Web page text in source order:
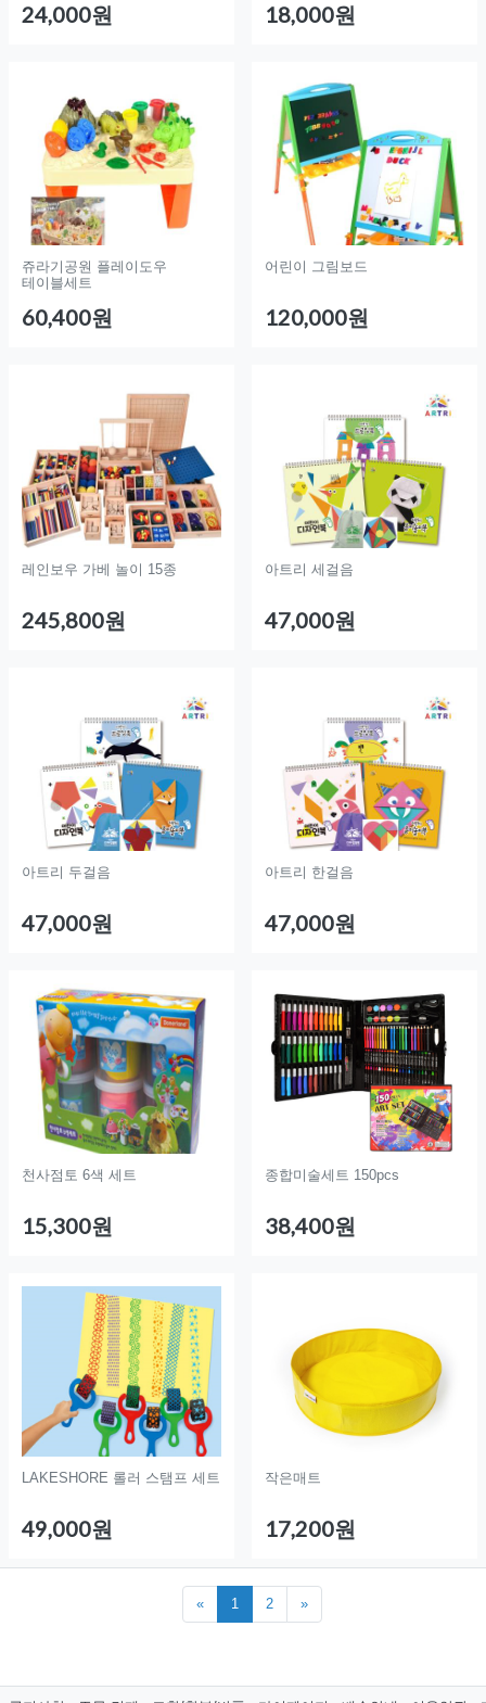
24,000원 18,000원
쥬라기공원 플레이도우
테이블세트
60,400원
어린이 그림보드
120,000원
레인보우 가베 놀이 15종
245,800원
아트리 세걸음
47,000원
아트리 두걸음
47,000원
아트리 한걸음
47,000원
천사점토 6색 세트
15,300원
종합미술세트 150pcs
38,400원
LAKESHORE 롤러 스탬프 세트
49,000원
작은매트
17,200원
« 1 2 »